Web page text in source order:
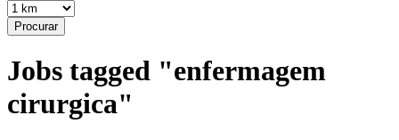
Procurar
Jobs tagged "enfermagem
cirurgica"